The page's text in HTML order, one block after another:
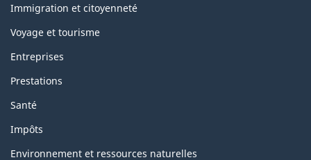
sujets
Immigration et citoyenneté
Voyage et tourisme
Entreprises
Prestations
Santé
Impôts
Environnement et ressources naturelles